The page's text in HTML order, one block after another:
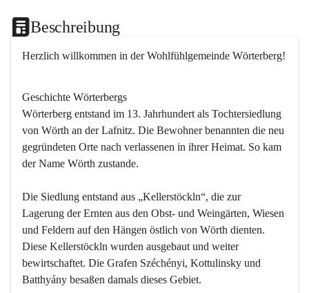
Beschreibung
Herzlich willkommen in der Wohlfühlgemeinde Wörterberg!
Geschichte Wörterbergs
Wörterberg entstand im 13. Jahrhundert als Tochtersiedlung
von Wörth an der Lafnitz. Die Bewohner benannten die neu
gegründeten Orte nach verlassenen in ihrer Heimat. So kam
der Name Wörth zustande.
Die Siedlung entstand aus „Kellerstöckln“, die zur
Lagerung der Ernten aus den Obst- und Weingärten, Wiesen
und Feldern auf den Hängen östlich von Wörth dienten.
Diese Kellerstöckln wurden ausgebaut und weiter
bewirtschaftet. Die Grafen Széchényi, Kottulinsky und
Batthyány besaßen damals dieses Gebiet.